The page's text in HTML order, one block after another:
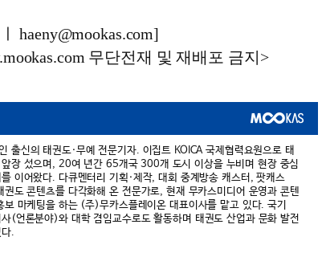
haeny@mookas.com]
무단전재 및 재배포 금지>
출신의 태권도·무예 전문기자. 이집트 KOICA 국제협력요원으로 태
장 섰으며, 20여 년간 65개국 300개 도시 이상을 누비며 현장 중심
이어왔다. 다큐멘터리 기획·제작, 대회 중계방송 캐스터, 팟캐스
권도 콘텐츠를 다각화해 온 전문가로, 현재 무카스미디어 운영과 콘텐
보 마케팅을 하는 (주)무카스플레이온 대표이사를 맡고 있다. 국기
(언론분야)와 대학 겸임교수로도 활동하며 태권도 산업과 문화 발전
.